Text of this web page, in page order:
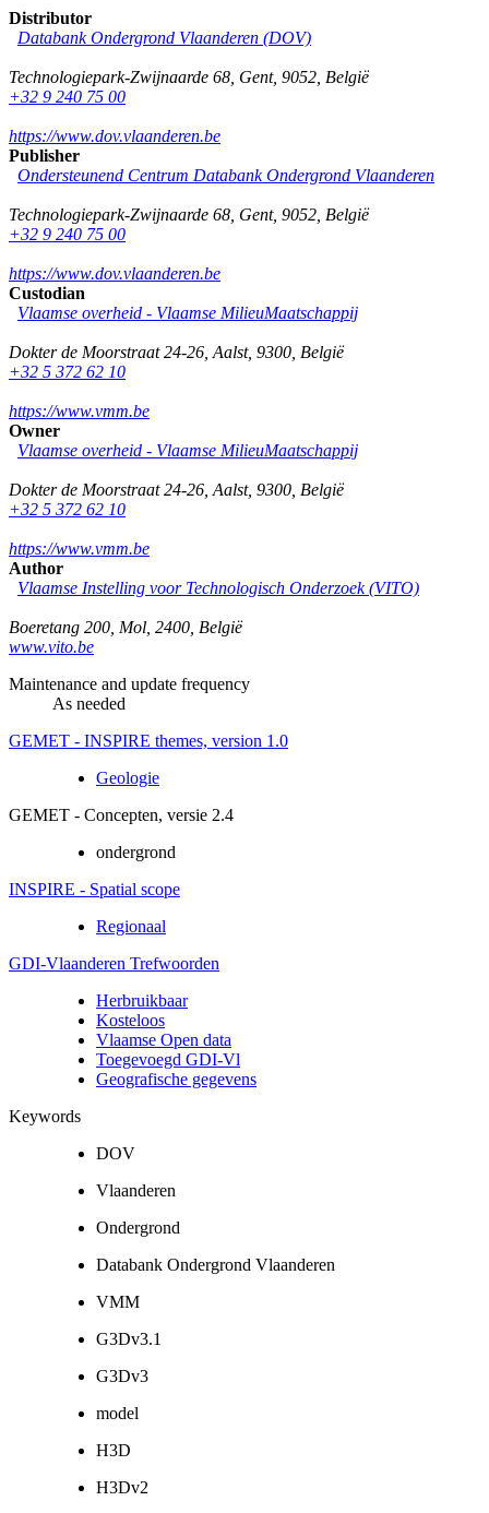
Distributor
Databank Ondergrond Vlaanderen (DOV)
Technologiepark-Zwijnaarde 68 Gent, 9052 België
+32 9 240 75 00
https://www.dov.vlaanderen.be
Publisher
Ondersteunend Centrum Databank Ondergrond Vlaanderen
Technologiepark-Zwijnaarde 68 Gent, 9052 België
+32 9 240 75 00
https://www.dov.vlaanderen.be
Custodian
Vlaamse overheid - Vlaamse MilieuMaatschappij
Dokter de Moorstraat 24-26 Aalst, 9300 België
+32 5 372 62 10
https://www.vmm.be
Owner
Vlaamse overheid - Vlaamse MilieuMaatschappij
Dokter de Moorstraat 24-26 Aalst, 9300 België
+32 5 372 62 10
https://www.vmm.be
Author
Vlaamse Instelling voor Technologisch Onderzoek (VITO)
Boeretang 200 Mol 2400 België
www.vito.be
Maintenance and update frequency
As needed
GEMET - INSPIRE themes, version 1.0
Geologie
GEMET - Concepten, versie 2.4
ondergrond
INSPIRE - Spatial scope
Regionaal
GDI-Vlaanderen Trefwoorden
Herbruikbaar
Kosteloos
Vlaamse Open data
Toegevoegd GDI-Vl
Geografische gegevens
Keywords
DOV
Vlaanderen
Ondergrond
Databank Ondergrond Vlaanderen
VMM
G3Dv3.1
G3Dv3
model
H3D
H3Dv2